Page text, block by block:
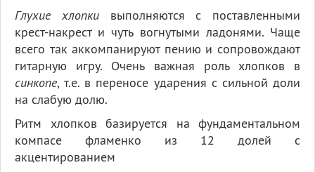
Глухие хлопкивыполняются с поставленными
крест-накрест и чуть вогнутыми ладонями. Чаще
всего так аккомпанируют пению и сопровождают
гитарную игру. Очень важная роль хлопков в
синкопе, т.е. в переносе ударения с сильной доли
на слабую долю.
Ритм хлопков базируется на фундаментальном
компасе фламенко из 12 долей с
акцентированием